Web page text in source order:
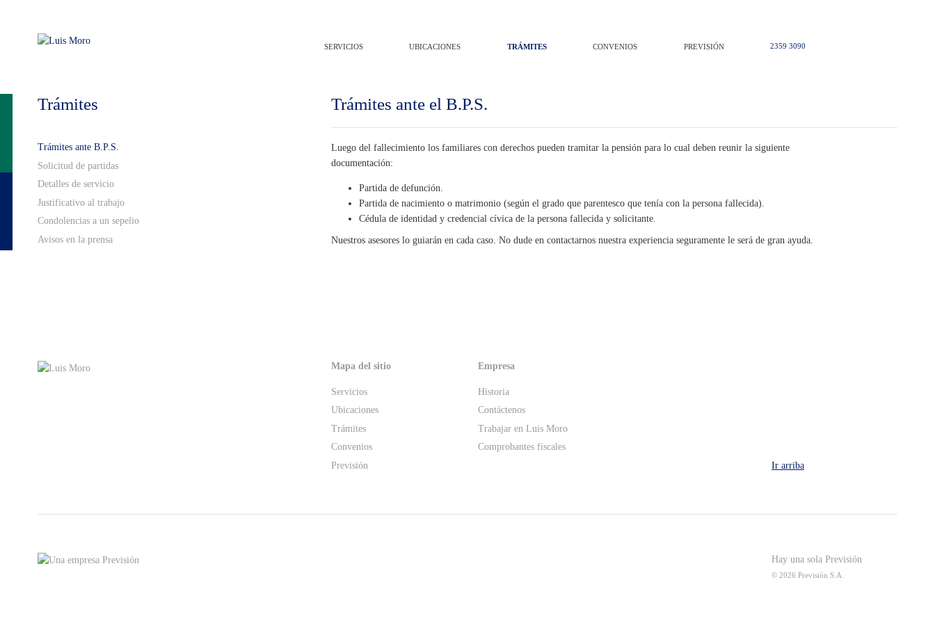
SERVICIOS UBICACIONES TRÁMITES CONVENIOS PREVISIÓN 2359 3090
Trámites
Trámites ante B.P.S.
Solicitud de partidas
Detalles de servicio
Justificativo al trabajo
Condolencias a un sepelio
Avisos en la prensa
Trámites ante el B.P.S.
Luego del fallecimiento los familiares con derechos pueden tramitar la pensión para lo cual deben reunir la siguiente
documentación:
Partida de defunción.
Partida de nacimiento o matrimonio (según el grado que parentesco que tenía con la persona fallecida).
Cédula de identidad y credencial cívica de la persona fallecida y solicitante.
Nuestros asesores lo guiarán en cada caso. No dude en contactarnos nuestra experiencia seguramente le será de gran ayuda.
Mapa del sitio
Servicios
Ubicaciones
Trámites
Convenios
Previsión
Empresa
Historia
Contáctenos
Trabajar en Luis Moro
Comprobantes fiscales
Ir arriba
Hay una sola Previsión
© 2026 Previsión S.A.